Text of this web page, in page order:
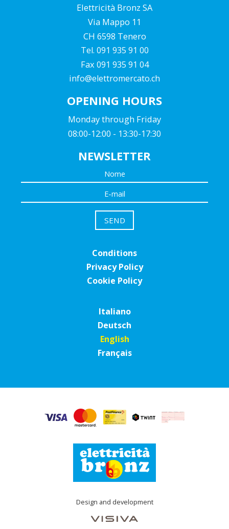
Elettricità Bronz SA
Via Mappo 11
CH 6598 Tenero
Tel. 091 935 91 00
Fax 091 935 91 04
info@elettromercato.ch
OPENING HOURS
Monday through Friday
08:00-12:00 - 13:30-17:30
NEWSLETTER
Conditions
Privacy Policy
Cookie Policy
Italiano
Deutsch
English
Français
Design and development